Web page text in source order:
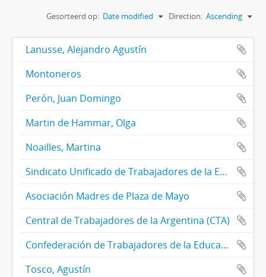
Gesorteerd op: Date modified Direction: Ascending
Lanusse, Alejandro Agustín
Montoneros
Perón, Juan Domingo
Martin de Hammar, Olga
Noailles, Martina
Sindicato Unificado de Trabajadores de la Educación de Buenos Aires (SUTEBA)
Asociación Madres de Plaza de Mayo
Central de Trabajadores de la Argentina (CTA)
Confederación de Trabajadores de la Educación (CTERA)
Tosco, Agustín